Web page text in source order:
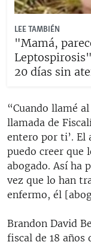
LEE TAMBIÉN
"Mamá,
20 días sin
“Cuando llamé
llamada de
entero por ti’. El
puedo creer que
abogado. Así ha
vez que lo han
enfermo, él
Brandon David
fiscal de 18 años